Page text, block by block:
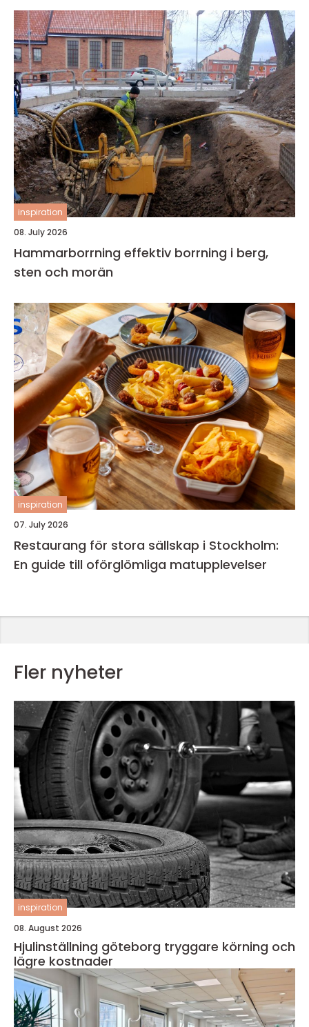
inspiration
08. July 2026
Hammarborrning effektiv borrning i berg,
sten och morän
inspiration
07. July 2026
Restaurang för stora sällskap i Stockholm:
En guide till oförglömliga matupplevelser
Fler nyheter
inspiration
08. August 2026
Hjulinställning göteborg tryggare körning och
lägre kostnader